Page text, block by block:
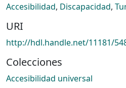
Accesibilidad, Discapacidad,
URI
http://hdl.handle.net/11181/
Colecciones
Accesibilidad universal